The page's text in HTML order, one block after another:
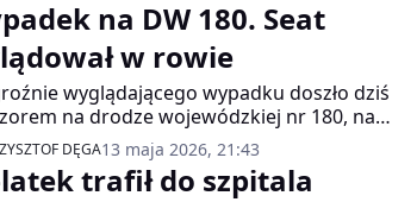
na DW 180. Seat
w rowie
wyglądającego wypadku doszło dziś
na drodze wojewódzkiej nr 180, na
między Trzcianką a Siedliskiem.
DĘGA13 maja 2026, 21:43
trafił do szpitala